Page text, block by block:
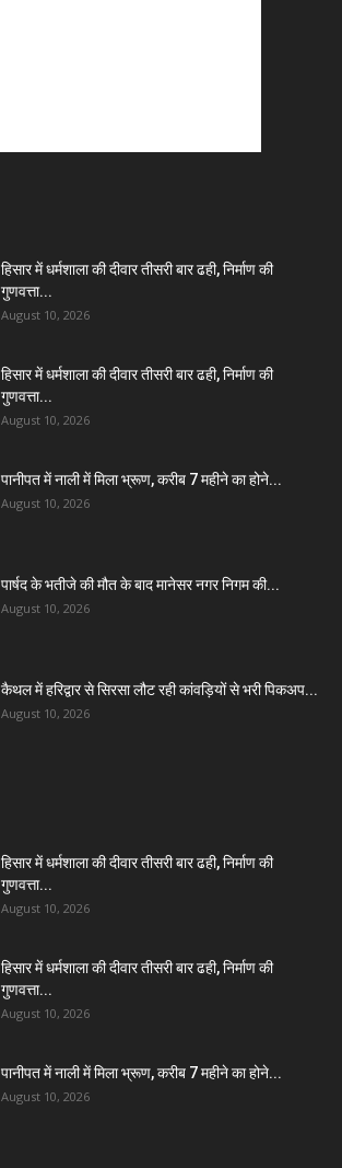
हिसार में धर्मशाला की दीवार तीसरी बार ढही, निर्माण की
गुणवत्ता...
August 10, 2026
हिसार में धर्मशाला की दीवार तीसरी बार ढही, निर्माण की
गुणवत्ता...
August 10, 2026
पानीपत में नाली में मिला भ्रूण, करीब 7 महीने का होने...
August 10, 2026
पार्षद के भतीजे की मौत के बाद मानेसर नगर निगम की...
August 10, 2026
कैथल में हरिद्वार से सिरसा लौट रही कांवड़ियों से भरी पिकअप...
August 10, 2026
हिसार में धर्मशाला की दीवार तीसरी बार ढही, निर्माण की
गुणवत्ता...
August 10, 2026
हिसार में धर्मशाला की दीवार तीसरी बार ढही, निर्माण की
गुणवत्ता...
August 10, 2026
पानीपत में नाली में मिला भ्रूण, करीब 7 महीने का होने...
August 10, 2026